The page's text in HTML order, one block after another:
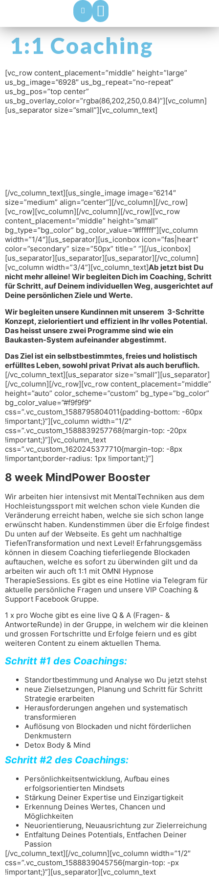
1:1 Coaching
[vc_row content_placement=”middle” height=”large”
us_bg_image=”6928″ us_bg_repeat=”no-repeat”
us_bg_pos=”top center”
us_bg_overlay_color=”rgba(86,202,250,0.84)”][vc_column]
[us_separator size=”small”][vc_column_text]
[/vc_column_text][us_single_image image=”6214″
size=”medium” align=”center”][/vc_column][/vc_row]
[vc_row][vc_column][/vc_column][/vc_row][vc_row
content_placement=”middle” height=”small”
bg_type=”bg_color” bg_color_value=”#ffffff”][vc_column
width=”1/4″][us_separator][us_iconbox icon=”fas|heart”
color=”secondary” size=”50px” title=” “][/us_iconbox]
[us_separator][us_separator][us_separator][/vc_column]
[vc_column width=”3/4”][vc_column_text]Ab jetzt bist Du
nicht mehr alleine! Wir begleiten Dich im Coaching, Schritt
für Schritt, auf Deinem individuellen Weg, ausgerichtet auf
Deine persönlichen Ziele und Werte.
Wir begleiten unsere Kundinnen mit unserem 3-Schritte
Konzept, zielorientiert und effizient in Ihr volles Potential.
Das heisst unsere zwei Programme sind wie ein
Baukasten-System aufeinander abgestimmt.
Das Ziel ist ein selbstbestimmtes, freies und holistisch
erfülltes Leben, sowohl privat Privat als auch beruflich.
[/vc_column_text][us_separator size=”small”][us_separator]
[/vc_column][/vc_row][vc_row content_placement=”middle”
height=”auto” color_scheme=”custom” bg_type=”bg_color”
bg_color_value=”#f9f9f9″
css=”.vc_custom_1588795804011{padding-bottom: -60px
!important;}”][vc_column width=”1/2″
css=”.vc_custom_1588839257768{margin-top: -20px
!important;}”][vc_column_text
css=”.vc_custom_1620245377710{margin-top: -8px
!important;border-radius: 1px !important;}”]
8 week MindPower Booster
Wir arbeiten hier intensivst mit MentalTechniken aus dem
Hochleistungssport mit welchen schon viele Kunden die
Veränderung erreicht haben, welche sie sich schon lange
erwünscht haben. Kundenstimmen über die Erfolge findest
Du unten auf der Webseite. Es geht um nachhaltige
TiefenTransformation und next Level! Erfahrungsgemäss
können in diesem Coaching tieferliegende Blockaden
auftauchen, welche es sofort zu überwinden gilt und da
arbeiten wir auch oft 1:1 mit OMNI Hypnose
TherapieSessions. Es gibt es eine Hotline via Telegram für
aktuelle persönliche Fragen und unsere VIP Coaching &
Support Facebook Gruppe.
1 x pro Woche gibt es eine live Q & A (Fragen- &
AntworteRunde) in der Gruppe, in welchem wir die kleinen
und grossen Fortschritte und Erfolge feiern und es gibt
weiteren Content zu einem aktuellen Thema.
Schritt #1 des Coachings:
Standortbestimmung und Analyse wo Du jetzt stehst
neue Zielsetzungen, Planung und Schritt für Schritt
Strategie erarbeiten
Herausforderungen angehen und systematisch
transformieren
Auflösung von Blockaden und nicht förderlichen
Denkmustern
Detox Body & Mind
Schritt #2 des Coachings:
Persönlichkeitsentwicklung, Aufbau eines
erfolgsorientierten Mindsets
Stärkung Deiner Expertise und Einzigartigkeit
Erkennung Deines Wertes, Chancen und
Möglichkeiten
Neuorientierung, Neuausrichtung zur Zielerreichung
Entfaltung Deines Potentials, Entfachen Deiner
Passion
[/vc_column_text][/vc_column][vc_column width=”1/2″
css=”.vc_custom_1588839045756{margin-top: -px
!important;}”][us_separator][vc_column_text